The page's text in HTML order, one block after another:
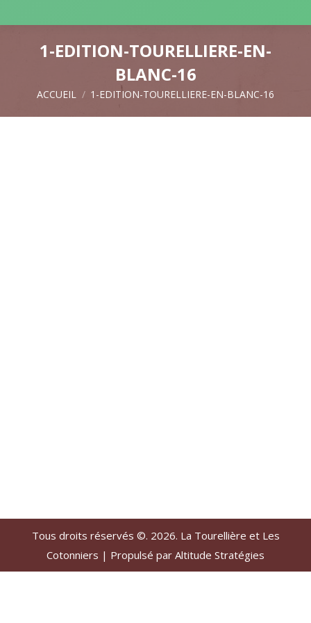
1-EDITION-TOURELLIERE-EN-
BLANC-16
Vous êtes ici :
ACCUEIL 1-EDITION-TOURELLIERE-EN-BLANC-16
Tous droits réservés ©. 2026. La Tourellière et Les
Cotonniers | Propulsé par Altitude Stratégies